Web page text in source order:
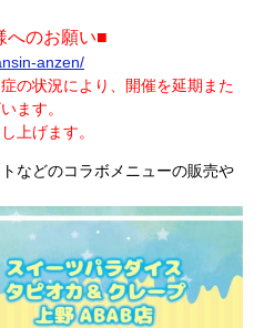
へのお願い■
anzen/
の状況により、開催を延期また
ます。
上げます。
などのコラボメニューの販売や